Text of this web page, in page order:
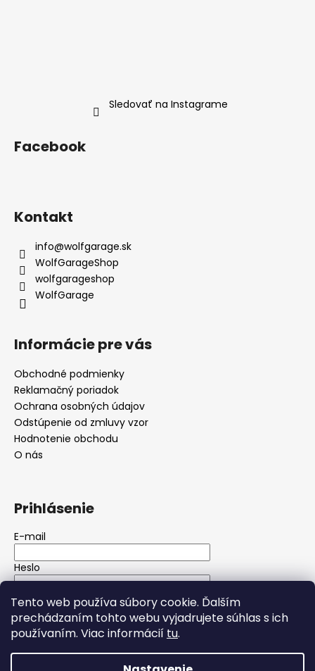
Tento web používa súbory cookie. Ďalším
prechádzaním tohto webu vyjadrujete súhlas s ich
používaním. Viac informácií tu.
Sledovať na Instagrame
Facebook
Kontakt
info@wolfgarage.sk
WolfGarageShop
wolfgarageshop
WolfGarage
Informácie pre vás
Obchodné podmienky
Reklamačný poriadok
Ochrana osobných údajov
Odstúpenie od zmluvy vzor
Hodnotenie obchodu
O nás
Prihlásenie
E-mail
Heslo
PRIHLÁSIŤ SA
Nová registráciaZabudnuté heslo